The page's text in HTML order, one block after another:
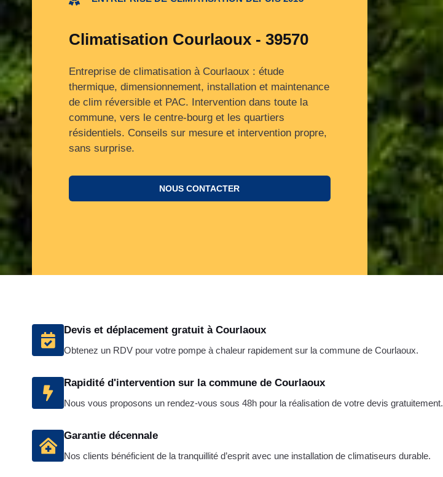
Climatisation Courlaoux - 39570
Entreprise de climatisation à Courlaoux : étude
thermique, dimensionnement, installation et maintenance
de clim réversible et PAC. Intervention dans toute la
commune, vers le centre‑bourg et les quartiers
résidentiels. Conseils sur mesure et intervention propre,
sans surprise.
NOUS CONTACTER
Devis et déplacement gratuit à Courlaoux
Obtenez un RDV pour votre pompe à chaleur rapidement sur la commune de Courlaoux.
Rapidité d'intervention sur la commune de Courlaoux
Nous vous proposons un rendez-vous sous 48h pour la réalisation de votre devis gratuitement.
Garantie décennale
Nos clients bénéficient de la tranquillité d’esprit avec une installation de climatiseurs durable.